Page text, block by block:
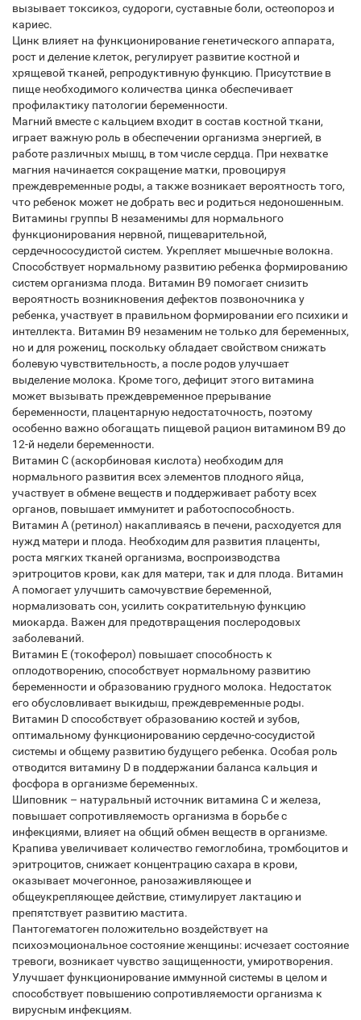
вызывает токсикоз, судороги, суставные боли, остеопороз и
кариес.
Цинк влияет на функционирование генетического аппарата,
рост и деление клеток, регулирует развитие костной и
хрящевой тканей, репродуктивную функцию. Присутствие в
пище необходимого количества цинка обеспечивает
профилактику патологии беременности.
Магний вместе с кальцием входит в состав костной ткани,
играет важную роль в обеспечении организма энергией, в
работе различных мышц, в том числе сердца. При нехватке
магния начинается сокращение матки, провоцируя
преждевременные роды, а также возникает вероятность того,
что ребенок может не добрать вес и родиться недоношенным.
Витамины группы B незаменимы для нормального
функционирования нервной, пищеварительной,
сердечнососудистой систем. Укрепляет мышечные волокна.
Способствует нормальному развитию ребенка формированию
систем организма плода. Витамин В9 помогает снизить
вероятность возникновения дефектов позвоночника у
ребенка, участвует в правильном формировании его психики и
интеллекта. Витамин В9 незаменим не только для беременных,
но и для рожениц, поскольку обладает свойством снижать
болевую чувствительность, а после родов улучшает
выделение молока. Кроме того, дефицит этого витамина
может вызывать преждевременное прерывание
беременности, плацентарную недостаточность, поэтому
особенно важно обогащать пищевой рацион витамином В9 до
12-й недели беременности.
Витамин С (аскорбиновая кислота) необходим для
нормального развития всех элементов плодного яйца,
участвует в обмене веществ и поддерживает работу всех
органов, повышает иммунитет и работоспособность.
Витамин А (ретинол) накапливаясь в печени, расходуется для
нужд матери и плода. Необходим для развития плаценты,
роста мягких тканей организма, воспроизводства
эритроцитов крови, как для матери, так и для плода. Витамин
А помогает улучшить самочувствие беременной,
нормализовать сон, усилить сократительную функцию
миокарда. Важен для предотвращения послеродовых
заболеваний.
Витамин Е (токоферол) повышает способность к
оплодотворению, способствует нормальному развитию
беременности и образованию грудного молока. Недостаток
его обусловливает выкидыш, преждевременные роды.
Витамин D способствует образованию костей и зубов,
оптимальному функционированию сердечно-сосудистой
системы и общему развитию будущего ребенка. Особая роль
отводится витамину D в поддержании баланса кальция и
фосфора в организме беременных.
Шиповник – натуральный источник витамина С и железа,
повышает сопротивляемость организма в борьбе с
инфекциями, влияет на общий обмен веществ в организме.
Крапива увеличивает количество гемоглобина, тромбоцитов и
эритроцитов, снижает концентрацию сахара в крови,
оказывает мочегонное, ранозаживляющее и
общеукрепляющее действие, стимулирует лактацию и
препятствует развитию мастита.
Пантогематоген положительно воздействует на
психоэмоциональное состояние женщины: исчезает состояние
тревоги, возникает чувство защищенности, умиротворения.
Улучшает функционирование иммунной системы в целом и
способствует повышению сопротивляемости организма к
вирусным инфекциям.